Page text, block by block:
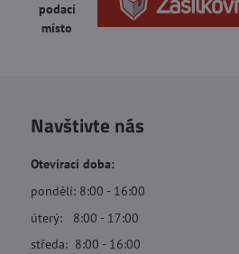
podací
místo
Navštivte nás
Otevírací doba:
pondělí: 8:00 - 16:00
úterý: 8:00 - 17:00
středa: 8:00 - 16:00